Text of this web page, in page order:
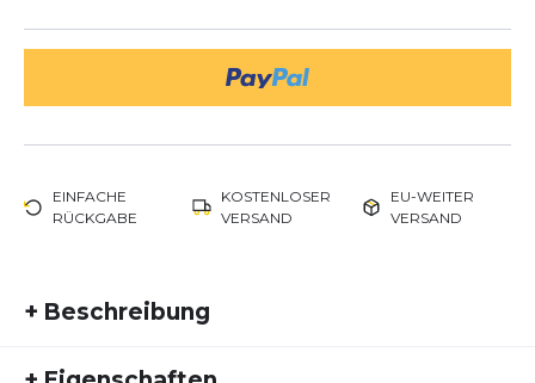
EINFACHE
RÜCKGABE
KOSTENLOSER
VERSAND
EU-WEITER
VERSAND
+ Beschreibung